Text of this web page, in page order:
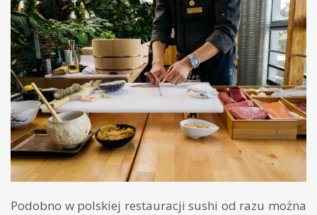
Podobno w polskiej restauracji sushi od razu można